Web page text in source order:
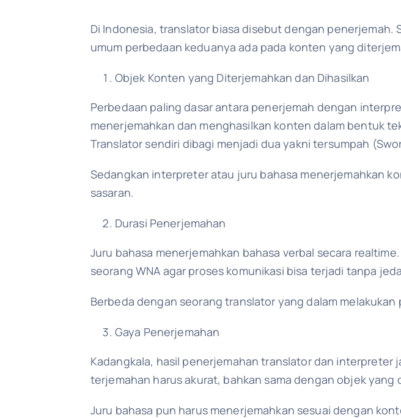
Di Indonesia, translator biasa disebut dengan
umum perbedaan keduanya ada pada konten yang
Objek Konten yang Diterjemahkan dan Dihasilkan
Perbedaan paling dasar antara penerjemah dengan
menerjemahkan dan menghasilkan konten dalam bentuk
Translator sendiri dibagi menjadi dua yakni tersumpah
Sedangkan interpreter atau juru bahasa menerjemahkan
sasaran.
Durasi Penerjemahan
Juru bahasa menerjemahkan bahasa verbal secara
seorang WNA agar proses komunikasi bisa terjadi tanpa
Berbeda dengan seorang translator yang dalam
Gaya Penerjemahan
Kadangkala, hasil penerjemahan translator dan interpreter
terjemahan harus akurat, bahkan sama dengan objek
Juru bahasa pun harus menerjemahkan sesuai dengan